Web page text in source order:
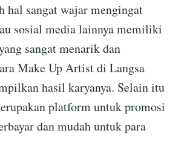
hal sangat wajar mengingat
sosial media lainnya memiliki
sangat menarik dan
Make Up Artist di Langsa
hasil karyanya. Selain itu
platform untuk promosi
dan mudah untuk para